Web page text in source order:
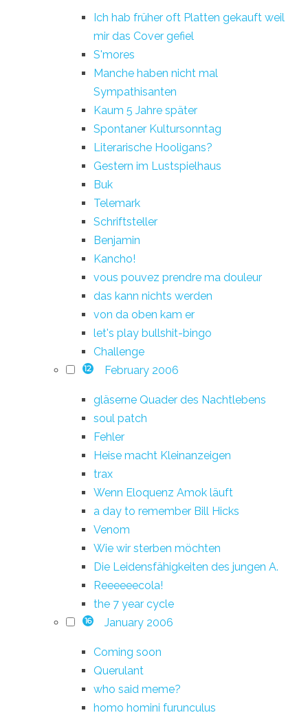
Ich hab früher oft Platten gekauft weil
mir das Cover gefiel
S'mores
Manche haben nicht mal
Sympathisanten
Kaum 5 Jahre später
Spontaner Kultursonntag
Literarische Hooligans?
Gestern im Lustspielhaus
Buk
Telemark
Schriftsteller
Benjamin
Kancho!
vous pouvez prendre ma douleur
das kann nichts werden
von da oben kam er
let's play bullshit-bingo
Challenge
12 February 2006
gläserne Quader des Nachtlebens
soul patch
Fehler
Heise macht Kleinanzeigen
trax
Wenn Eloquenz Amok läuft
a day to remember Bill Hicks
Venom
Wie wir sterben möchten
Die Leidensfähigkeiten des jungen A.
Reeeeeecola!
the 7 year cycle
16 January 2006
Coming soon
Querulant
who said meme?
homo homini furunculus